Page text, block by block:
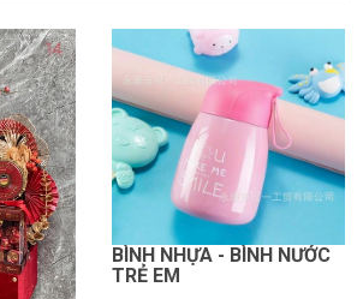
BÌNH NHỰA - BÌNH NƯỚC
TRẺ EM